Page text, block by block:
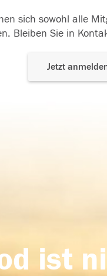
sich sowohl alle
Bleiben Sie in
Jetzt
ist